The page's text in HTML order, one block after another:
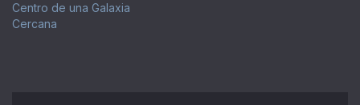
Centro de una Galaxia
Cercana